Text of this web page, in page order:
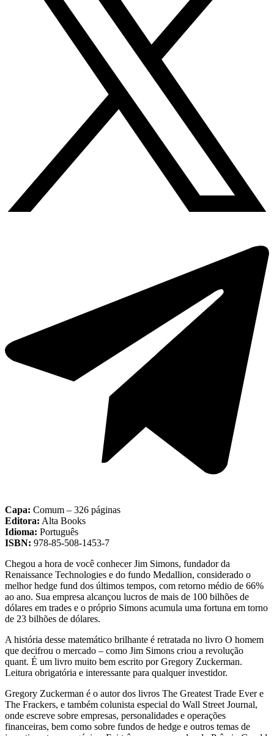
Capa: Comum – 326 páginas
Editora: Alta Books
Idioma: Português
ISBN: 978-85-508-1453-7
Chegou a hora de você conhecer Jim Simons, fundador da
Renaissance Technologies e do fundo Medallion, considerado o
melhor hedge fund dos últimos tempos, com retorno médio de 66%
ao ano. Sua empresa alcançou lucros de mais de 100 bilhões de
dólares em trades e o próprio Simons acumula uma fortuna em torno
de 23 bilhões de dólares.
A história desse matemático brilhante é retratada no livro O homem
que decifrou o mercado – como Jim Simons criou a revolução
quant. É um livro muito bem escrito por Gregory Zuckerman.
Leitura obrigatória e interessante para qualquer investidor.
Gregory Zuckerman é o autor dos livros The Greatest Trade Ever e
The Frackers, e também colunista especial do Wall Street Journal,
onde escreve sobre empresas, personalidades e operações
financeiras, bem como sobre fundos de hedge e outros temas de